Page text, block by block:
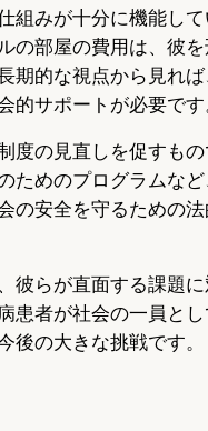
組みが十分に機能し
の部屋の費用は、彼
期的な視点から見れ
サポートが必要です
度の見直しを促すもの
ためのプログラムな
の安全を守るための
彼らが直面する課題
患者が社会の一員とし
の大きな挑戦です。